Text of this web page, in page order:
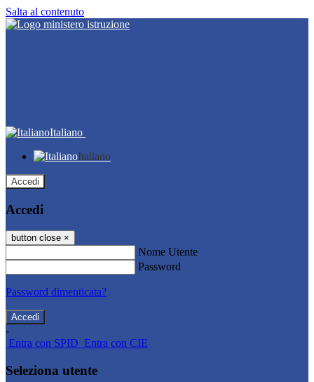
Salta al contenuto
Italiano
Italiano
Accedi
Accedi
button close ×
Nome Utente
Password
Password dimenticata?
-
Entra con SPID Entra con CIE
Seleziona utente